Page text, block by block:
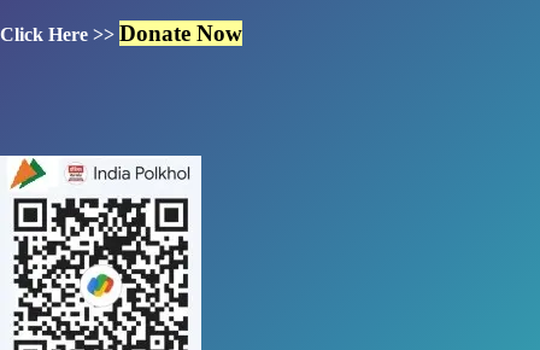
Click Here >> Donate Now